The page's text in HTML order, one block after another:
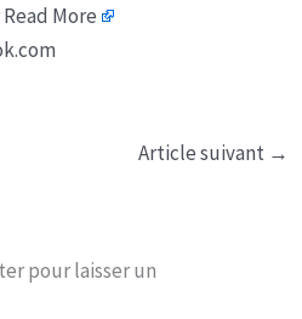
Read More
Article suivant →
pour laisser un